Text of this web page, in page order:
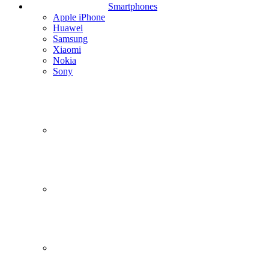
Smartphones
Apple iPhone
Huawei
Samsung
Xiaomi
Nokia
Sony